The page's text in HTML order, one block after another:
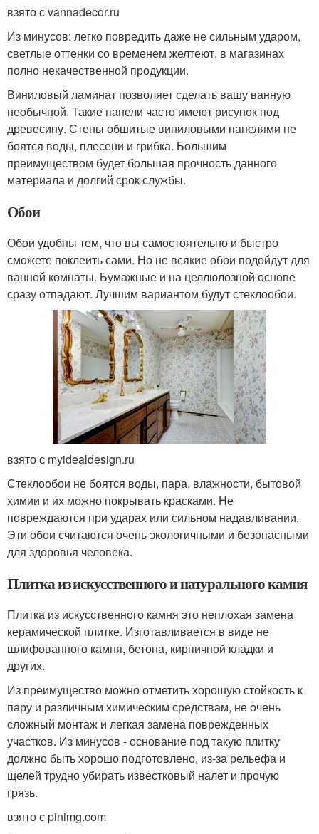
взято с vannadecor.ru
Из минусов: легко повредить даже не сильным ударом,
светлые оттенки со временем желтеют, в магазинах
полно некачественной продукции.
Виниловый ламинат позволяет сделать вашу ванную
необычной. Такие панели часто имеют рисунок под
древесину. Стены обшитые виниловыми панелями не
боятся воды, плесени и грибка. Большим
преимуществом будет большая прочность данного
материала и долгий срок службы.
Обои
Обои удобны тем, что вы самостоятельно и быстро
сможете поклеить сами. Но не всякие обои подойдут для
ванной комнаты. Бумажные и на целлюлозной основе
сразу отпадают. Лучшим вариантом будут стеклообои.
взято с myidealdesign.ru
Стеклообои не боятся воды, пара, влажности, бытовой
химии и их можно покрывать красками. Не
повреждаются при ударах или сильном надавливании.
Эти обои считаются очень экологичными и безопасными
для здоровья человека.
Плитка из искусственного и натурального камня
Плитка из искусственного камня это неплохая замена
керамической плитке. Изготавливается в виде не
шлифованного камня, бетона, кирпичной кладки и
других.
Из преимущество можно отметить хорошую стойкость к
пару и различным химическим средствам, не очень
сложный монтаж и легкая замена поврежденных
участков. Из минусов - основание под такую плитку
должно быть хорошо подготовлено, из-за рельефа и
щелей трудно убирать известковый налет и прочую
грязь.
взято с pinimg.com